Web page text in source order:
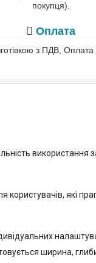
покупця).
Оплата
з ПДВ,
використання
користувачів, які
ширина,